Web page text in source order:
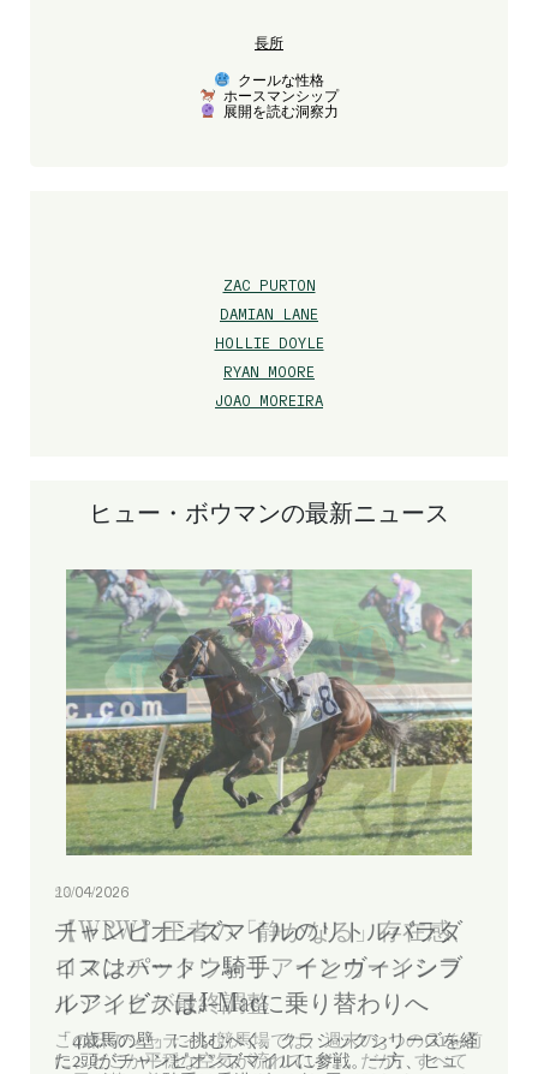
長所
クールな性格
ホースマンシップ
展開を読む洞察力
ZAC PURTON
DAMIAN LANE
HOLLIE DOYLE
RYAN MOORE
JOAO MOREIRA
ヒュー・ボウマンの最新ニュース
10/04/2026
チャンピオンズマイルのリトルパラダ
イスはパートン騎手、インヴィンシブ
ルアイビスはJ-Macに乗り替わりへ
「4歳馬の壁」に挑むべく、クラシックシリーズを経
た2頭がチャンピオンズマイルに参戦。一方、ヒュ